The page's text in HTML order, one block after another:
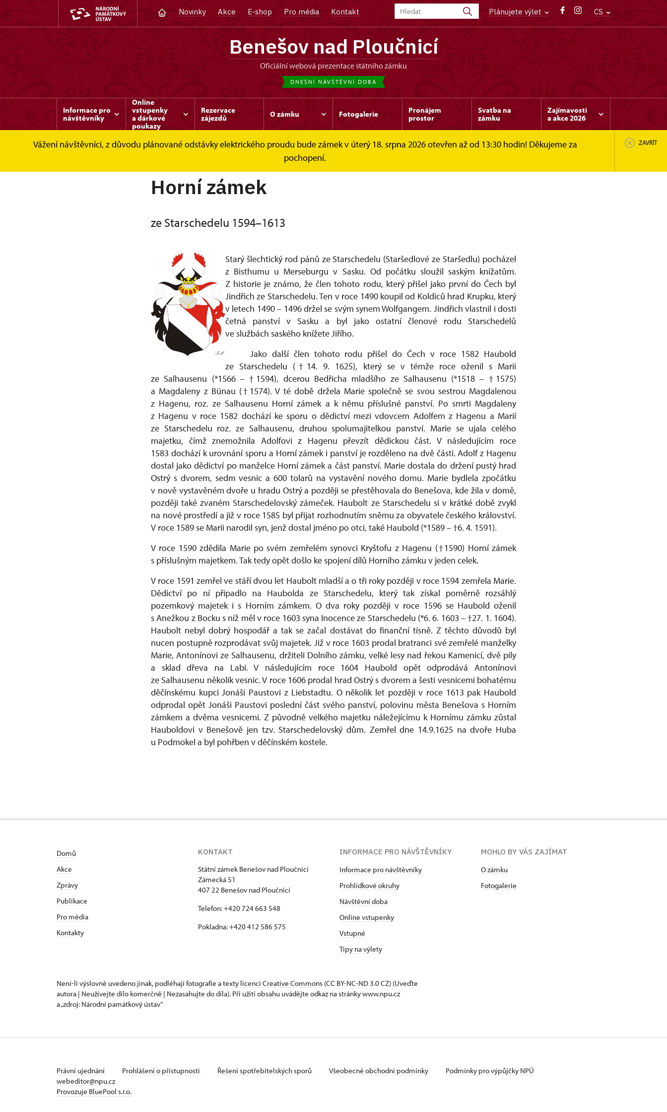
Novinky Akce E-shop Pro média Kontakt Plánujete výlet CS
Benešov nad Ploučnicí
oficiální webová prezentace státního zámku
DNEŠNÍ NÁVŠTĚVNÍ DOBA
Informace pro
návštěvníky
Online
vstupenky
a dárkové
poukazy
Rezervace
zájezdů
O zámku Fotogalerie
Pronájem
prostor
Svatba na
zámku
Zajímavosti
a akce 2026
Vážení návštěvníci, z důvodu plánované odstávky elektrického proudu bude zámek v úterý 18. srpna 2026 otevřen až od 13:30 hodin! Děkujeme za
pochopení.
ZAVŘÍT
Benešov nad Ploučnicí O zámku Horní zámek 1562–1926 ze Starschedelu 1594–1613
Horní zámek
ze Starschedelu 1594–1613
Starý šlechtický rod pánů ze Starschedelu (Staršedlové ze Staršedlu) pocházel
z Bisthumu u Merseburgu v Sasku. Od počátku sloužil saským knížatům.
Z historie je známo, že člen tohoto rodu, který přišel jako první do Čech byl
Jindřich ze Starschedelu. Ten v roce 1490 koupil od Koldiců hrad Krupku, který
v letech 1490 – 1496 držel se svým synem Wolfgangem. Jindřich vlastnil i dosti
četná panství v Sasku a byl jako ostatní členové rodu Starschedelů
ve službách saského knížete Jiřího.
Jako další člen tohoto rodu přišel do Čech v roce 1582 Haubold
ze Starschedelu (†14. 9. 1625), který se v témže roce oženil s Marii
ze Salhausenu (*1566 – †1594), dcerou Bedřicha mladšího ze Salhausenu (*1518 – †1575)
a Magdaleny z Bünau (†1574). V té době držela Marie společně se svou sestrou Magdalenou
z Hagenu, roz. ze Salhausenu Horní zámek a k němu příslušné panství. Po smrti Magdaleny
z Hagenu v roce 1582 dochází ke sporu o dědictví mezi vdovcem Adolfem z Hagenu a Marií
ze Starschedelu roz. ze Salhausenu, druhou spolumajitelkou panství. Marie se ujala celého
majetku, čímž znemožnila Adolfovi z Hagenu převzít dědickou část. V následujícím roce
1583 dochází k urovnání sporu a Horní zámek i panství je rozděleno na dvě části. Adolf z Hagenu
dostal jako dědictví po manželce Horní zámek a část panství. Marie dostala do držení pustý hrad
Ostrý s dvorem, sedm vesnic a 600 tolarů na vystavění nového domu. Marie bydlela zpočátku
v nově vystavěném dvoře u hradu Ostrý a později se přestěhovala do Benešova, kde žila v domě,
později také zvaném Starschedelovský zámeček. Haubolt ze Starschedelu si v krátké době zvykl
na nové prostředí a již v roce 1585 byl přijat rozhodnutím sněmu za obyvatele českého království.
V roce 1589 se Marii narodil syn, jenž dostal jméno po otci, také Haubold (*1589 – †6. 4. 1591).
V roce 1590 zdědila Marie po svém zemřelém synovci Kryštofu z Hagenu (†1590) Horní zámek
s příslušným majetkem. Tak tedy opět došlo ke spojení dílů Horního zámku v jeden celek.
V roce 1591 zemřel ve stáří dvou let Haubolt mladší a o tři roky později v roce 1594 zemřela Marie.
Dědictví po ní připadlo na Haubolda ze Starschedelu, který tak získal poměrně rozsáhlý
pozemkový majetek i s Horním zámkem. O dva roky později v roce 1596 se Haubold oženil
s Anežkou z Bocku s níž měl v roce 1603 syna Inocence ze Starschedelu (*6. 6. 1603 – †27. 1. 1604).
Haubolt nebyl dobrý hospodář a tak se začal dostávat do finanční tísně. Z těchto důvodů byl
nucen postupně rozprodávat svůj majetek. Již v roce 1603 prodal bratranci své zemřelé manželky
Marie, Antonínovi ze Salhausenu, držiteli Dolního zámku, velké lesy nad řekou Kamenicí, dvě pily
a sklad dřeva na Labi. V následujícím roce 1604 Haubold opět odprodává Antonínovi
ze Salhausenu několik vesnic. V roce 1606 prodal hrad Ostrý s dvorem a šesti vesnicemi bohatému
děčínskému kupci Jonáši Paustovi z Liebstadtu. O několik let později v roce 1613 pak Haubold
odprodal opět Jonáši Paustovi poslední část svého panství, polovinu města Benešova s Horním
zámkem a dvěma vesnicemi. Z původně velkého majetku náležejícímu k Hornímu zámku zůstal
Hauboldovi v Benešově jen tzv. Starschedelovský dům. Zemřel dne 14.9.1625 na dvoře Huba
u Podmokel a byl pohřben v děčínském kostele.
Domů
Akce
Zprávy
Publikace
Pro média
Kontakty
KONTAKT
Státní zámek Benešov nad Ploučnicí
Zámecká 51
407 22 Benešov nad Ploučnicí
Telefon: +420 724 663 548
Pokladna: +420 412 586 575
INFORMACE PRO NÁVŠTĚVNÍKY
Informace pro návštěvníky
Prohlídkové okruhy
Návštěvní doba
Online vstupenky
Vstupné
Tipy na výlety
MOHLO BY VÁS ZAJÍMAT
O zámku
Fotogalerie
Není-li výslovně uvedeno jinak, podléhají fotografie a texty licenci Creative Commons (CC BY-NC-ND 3.0 CZ) (Uveďte
autora | Neužívejte dílo komerčně | Nezasahujte do díla). Při užití obsahu uvádějte odkaz na stránky www.npu.cz
a „zdroj: Národní památkový ústav“
Právní ujednání Prohlášení o přístupnosti Řešení spotřebitelských sporů Všeobecné obchodní podmínky
Podmínky pro výpůjčky NPÚ
webeditor@npu.cz
Provozuje BluePool s.r.o.